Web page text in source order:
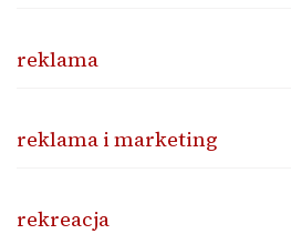
reklama
reklama i marketing
rekreacja